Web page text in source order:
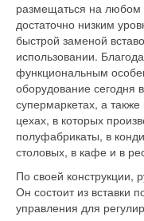
размещаться на любом
достаточно низким
быстрой заменой
использовании.
функциональным
оборудование сегодня
супермаркетах, а
цехах, в которых
полуфабрикаты, в
столовых, в кафе и в
По своей конструкции,
Он состоит из вставки
управления для